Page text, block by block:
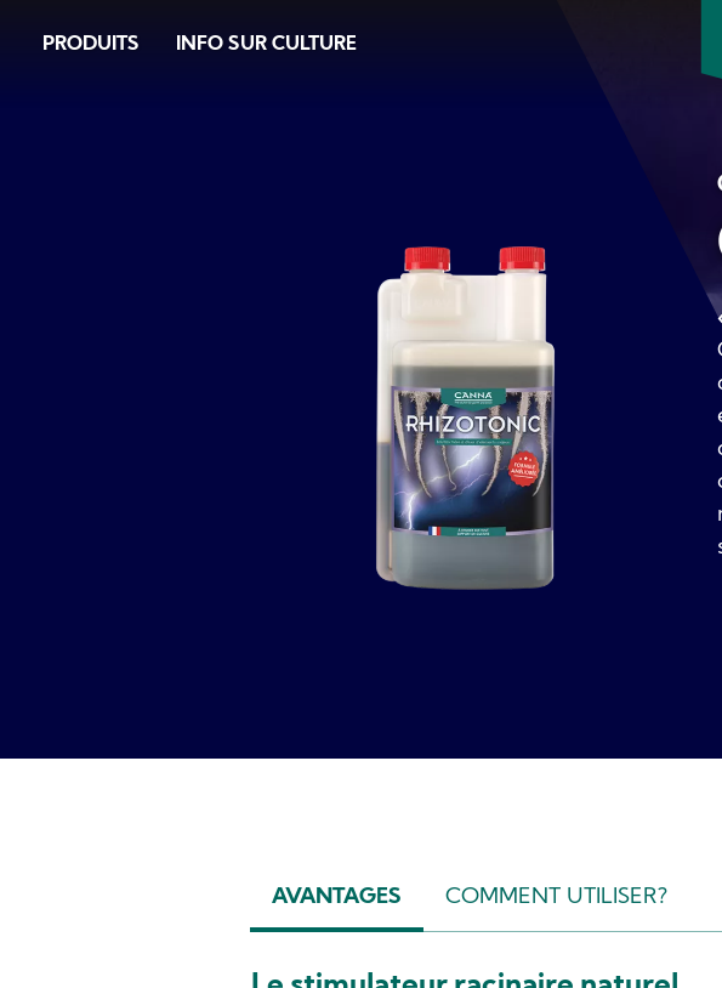
PRODUITS INFO SUR CULTURE
AVANTAGES
(ACTIVE
COMMENT UTILISER?